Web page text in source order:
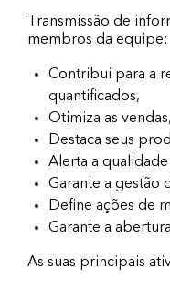
Transmissão de
membros da equipe:
Contribui para a
quantificados,
Otimiza as vendas,
Destaca seus
Alerta a
Garante a gestão
Define ações de
Garante a
As suas principais